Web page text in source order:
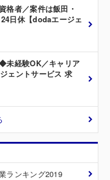
格者／案件は飯田・
日休【dodaエージェ
未経験OK／キャリア
ェントサービス 求
ランキング2019